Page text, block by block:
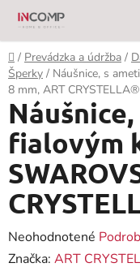
Prejsť
obsah
Domov
/ Prevádzka a údržba /
Šperky / Náušnice, s
8 mm, ART CRYSTELLA®
fialovým
Priemerné
hodnotenie
Neohodnotené
Značka: ART